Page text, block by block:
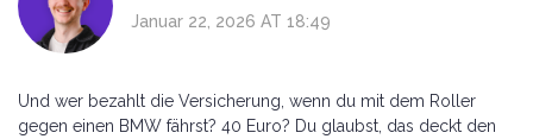
Januar 22, 2026 AT 18:49
Und wer bezahlt die Versicherung, wenn du mit dem Roller
gegen einen BMW fährst? 40 Euro? Du glaubst, das deckt den